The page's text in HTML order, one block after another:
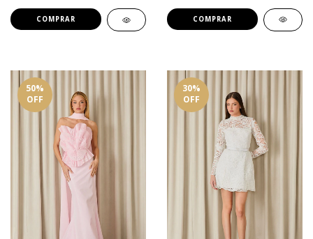
COMPRAR COMPRAR
50%
OFF
30%
OFF